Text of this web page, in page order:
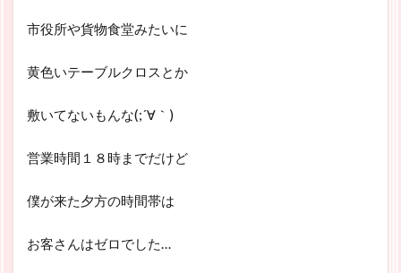
市役所や貨物食堂みたいに
黄色いテーブルクロスとか
敷いてないもんな(;´∀｀)
営業時間１８時までだけど
僕が来た夕方の時間帯は
お客さんはゼロでした…